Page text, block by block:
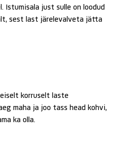
Istumisala just sulle on loodud
sest last järelevalveta jätta
korruselt laste
maha ja joo tass head kohvi,
ka olla.